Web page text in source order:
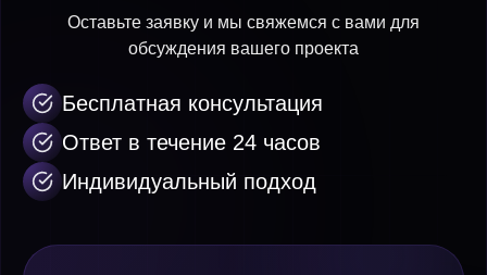
Оставьте заявку и мы свяжемся с вами для
обсуждения вашего проекта
Бесплатная консультация
Ответ в течение 24 часов
Индивидуальный подход